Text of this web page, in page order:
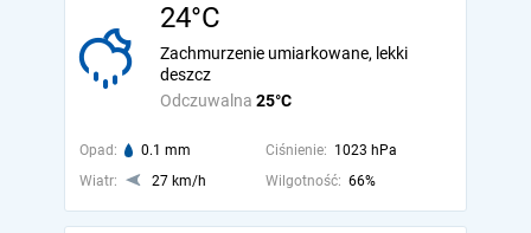
24°C
Odczuwalna 25°C
Zachmurzenie umiarkowane, lekki
deszcz
Opad: 0.1 mm Ciśnienie: 1023 hPa
Wiatr:
27 km/h Wilgotność: 66%